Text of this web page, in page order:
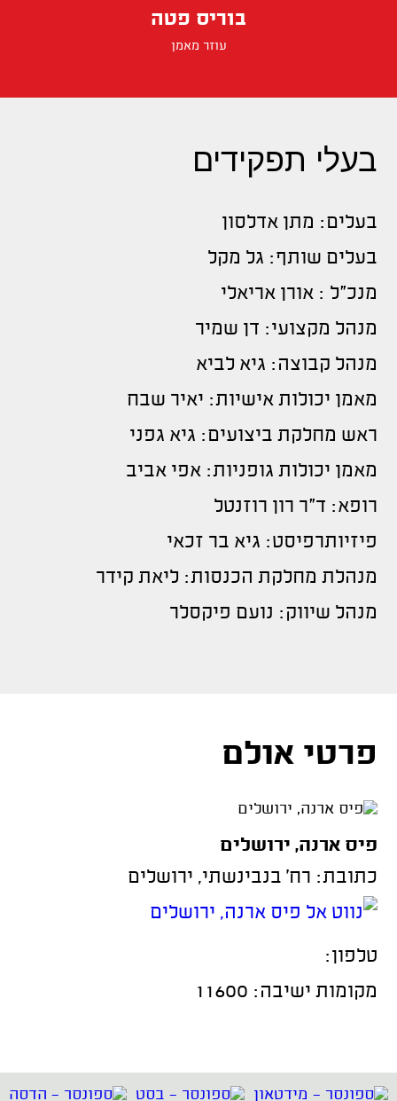
בוריס פטה
עוזר מאמן
בעלי תפקידים
בעלים: מתן אדלסון
בעלים שותף: גל מקל
מנכ"ל : אורן אריאלי
מנהל מקצועי: דן שמיר
מנהל קבוצה: גיא לביא
מאמן יכולות אישיות: יאיר שבח
ראש מחלקת ביצועים: גיא גפני
מאמן יכולות גופניות: אפי אביב
רופא: ד"ר רון רוזנטל
פיזיותרפיסט: גיא בר זכאי
מנהלת מחלקת הכנסות: ליאת קידר
מנהל שיווק: נועם פיקסלר
פרטי אולם
פיס ארנה, ירושלים
כתובת: רח' בנבינשתי, ירושלים
טלפון:
מקומות ישיבה: 11600